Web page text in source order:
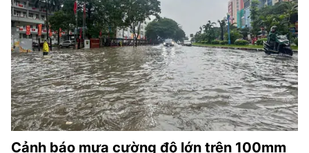
Cảnh báo mưa cường độ lớn trên 100mm